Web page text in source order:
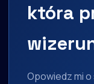
która
Opowiedz mi